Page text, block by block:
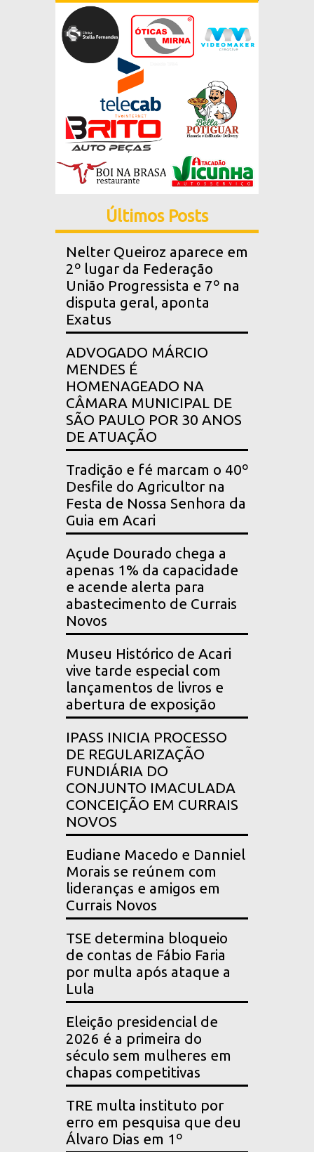
Últimos Posts
Nelter Queiroz aparece em
2º lugar da Federação
União Progressista e 7º na
disputa geral, aponta
Exatus
ADVOGADO MÁRCIO
MENDES É
HOMENAGEADO NA
CÂMARA MUNICIPAL DE
SÃO PAULO POR 30 ANOS
DE ATUAÇÃO
Tradição e fé marcam o 40º
Desfile do Agricultor na
Festa de Nossa Senhora da
Guia em Acari
Açude Dourado chega a
apenas 1% da capacidade
e acende alerta para
abastecimento de Currais
Novos
Museu Histórico de Acari
vive tarde especial com
lançamentos de livros e
abertura de exposição
IPASS INICIA PROCESSO
DE REGULARIZAÇÃO
FUNDIÁRIA DO
CONJUNTO IMACULADA
CONCEIÇÃO EM CURRAIS
NOVOS
Eudiane Macedo e Danniel
Morais se reúnem com
lideranças e amigos em
Currais Novos
TSE determina bloqueio
de contas de Fábio Faria
por multa após ataque a
Lula
Eleição presidencial de
2026 é a primeira do
século sem mulheres em
chapas competitivas
TRE multa instituto por
erro em pesquisa que deu
Álvaro Dias em 1º